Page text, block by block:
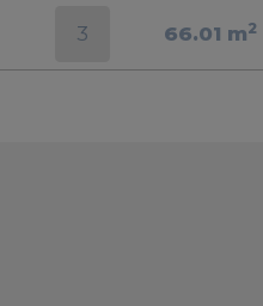
3 66.01 m2